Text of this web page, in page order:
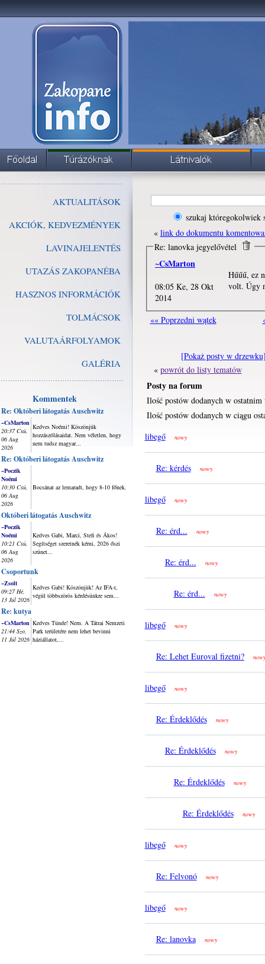
AKTUALITÁSOK
AKCIÓK, KEDVEZMÉNYEK
LAVINAJELENTÉS
UTAZÁS ZAKOPANÉBA
HASZNOS INFORMÁCIÓK
TOLMÁCSOK
VALUTAÁRFOLYAMOK
GALÉRIA
Kommentek
Re: Októberi látogatás Auschwitz
~CsMarton
20:37 Csü,
06 Aug
2026
Kedves Noémi! Köszönjük
hozzászólásaidat. Nem véletlen, hogy
nem tudsz magyar...
Re: Októberi látogatás Auschwitz
~Poczik
Noémi
10:30 Csü,
06 Aug
2026
Bocsánat az lemaradt, hogy 8-10 főnek.
Októberi látogatás Auschwitz
~Poczik
Noémi
10:21 Csü,
06 Aug
2026
Kedves Gabi, Marci, Stefi és Ákos!
Segítséget szeretnék kérni, 2026 őszi
szünet...
Csoportunk
~Zsolt
09:27 Hé,
13 Júl 2026
Kedves Gabi! Köszönjük! Az IFA-t,
végül többszörös kérdésünkre sem...
Re: kutya
~CsMarton
21:44 Szo,
11 Júl 2026
Kedves Tünde! Nem. A Tátrai Nemzeti
Park területére nem lehet bevinni
háziállatot,...
szukaj któregokolwiek
« link do dokumentu
Re: lanovka jegyelővétel
~CsMarton
08:05 Ke, 28 Okt
2014
Hűűű, ez
volt. Úgy
«« Poprzedni wątek
[Pokaż posty w
« powrót do listy tematów
Posty na forum
Ilość postów dodanych w ostatnim
Ilość postów dodanych w ciągu
libegő
nowy
Re: kérdés nowy
libegő nowy
Re: érd... nowy
Re: érd... nowy
Re: érd... nowy
libegő nowy
Re: Lehet Euroval fizetni? nowy
libegő nowy
Re: Érdeklődés nowy
Re: Érdeklődés nowy
Re: Érdeklődés nowy
Re: Érdeklődés nowy
libegő nowy
Re: Felvonó nowy
libegő nowy
Re: lanovka nowy